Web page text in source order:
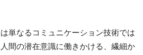
単なるコミュニケーション技術では
間の潜在意識に働きかける、繊細か